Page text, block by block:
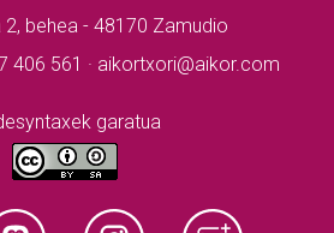
2, behea - 48170 Zamudio
406 561 · aikortxori@aikor.com
garatua